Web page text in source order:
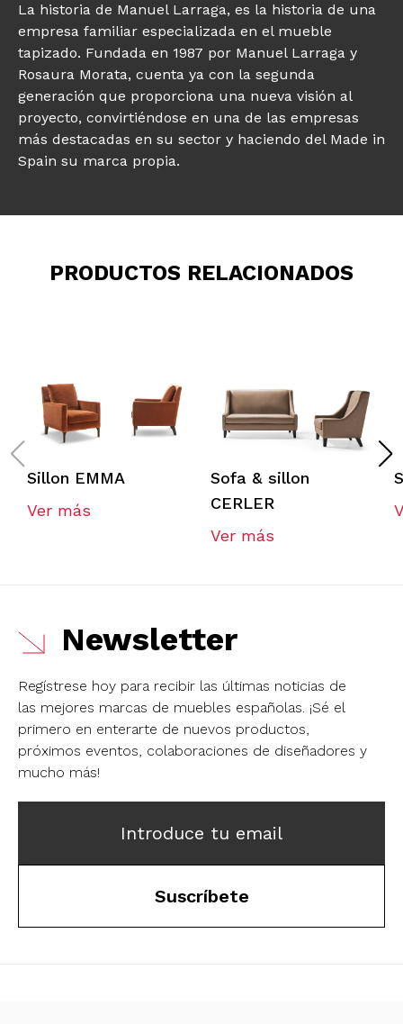
La historia de Manuel Larraga, es la historia de una
empresa familiar especializada en el mueble
tapizado. Fundada en 1987 por Manuel Larraga y
Rosaura Morata, cuenta ya con la segunda
generación que proporciona una nueva visión al
proyecto, convirtiéndose en una de las empresas
más destacadas en su sector y haciendo del Made in
Spain su marca propia.
PRODUCTOS RELACIONADOS
Sillon EMMA
Ver más
Sofa & sillon
CERLER
Ver más
Newsletter
Regístrese hoy para recibir las últimas noticias de
las mejores marcas de muebles españolas. ¡Sé el
primero en enterarte de nuevos productos,
próximos eventos, colaboraciones de diseñadores y
mucho más!
Introduce tu email
Suscríbete